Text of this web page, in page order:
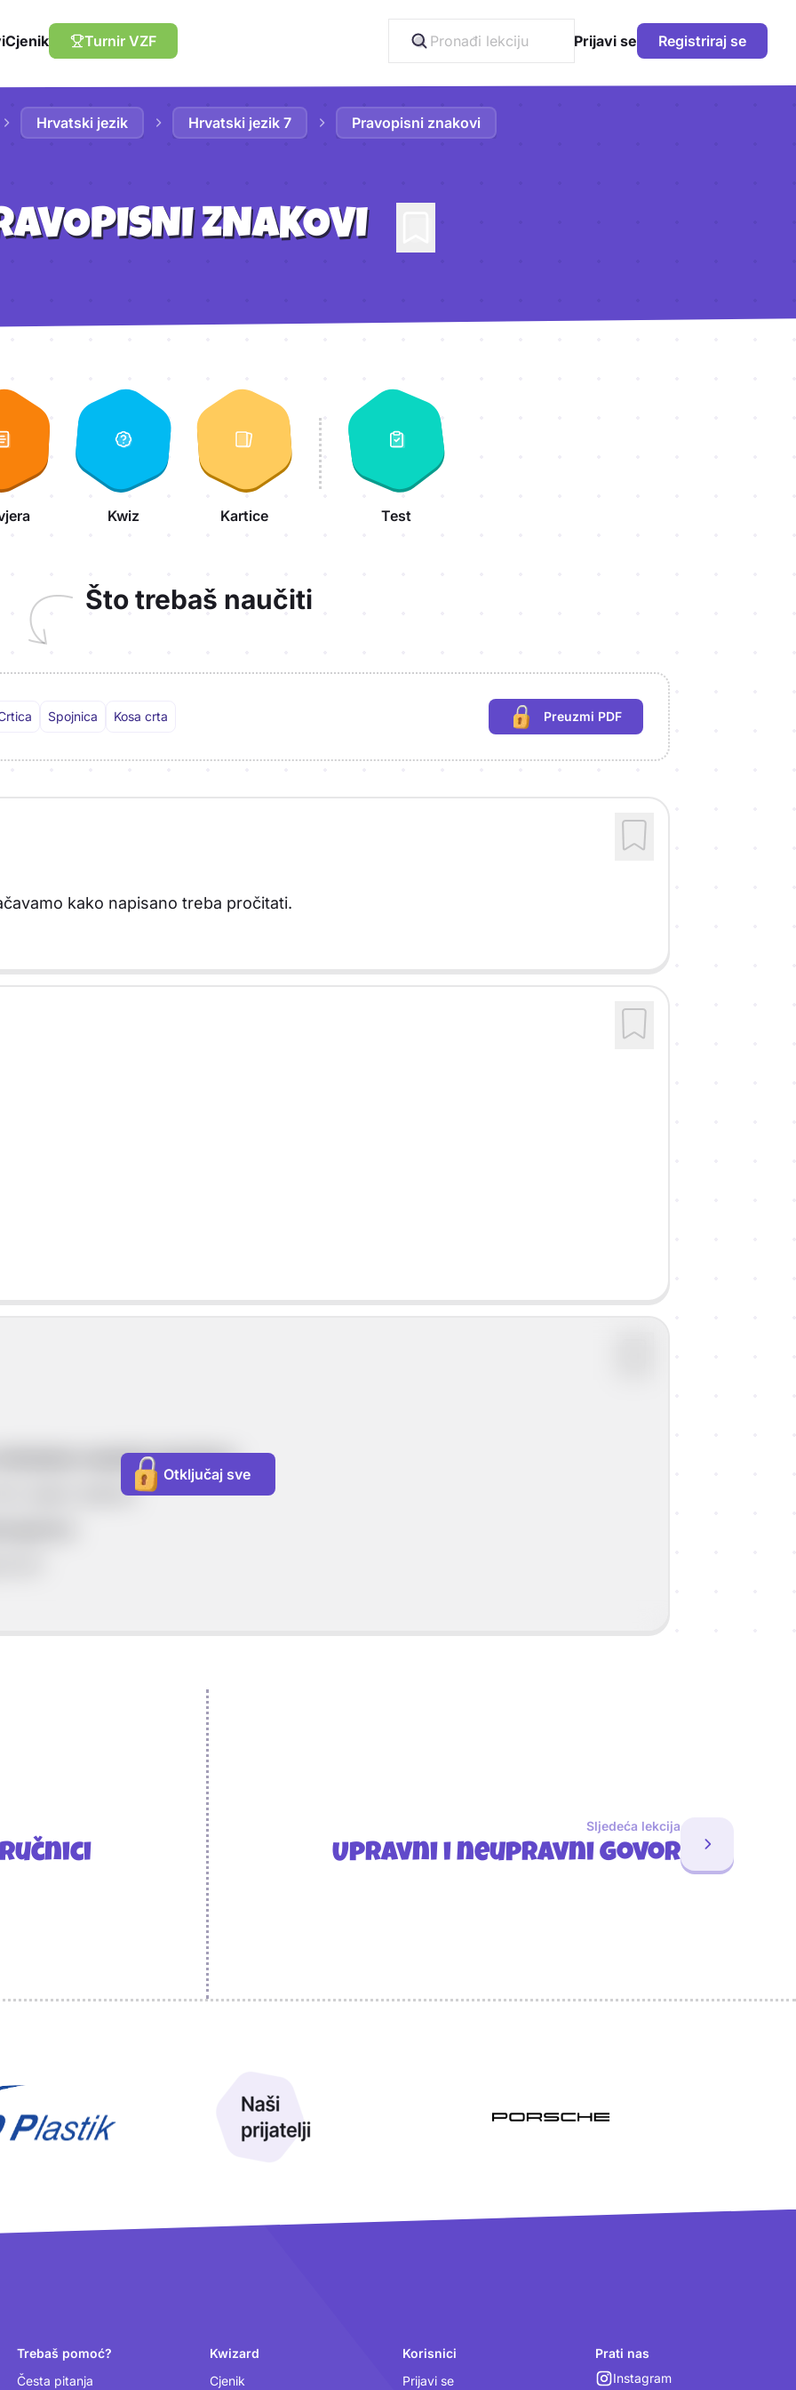
Cjenik Turnir VZF Prijavi se Registriraj se
Hrvatski jezik Hrvatski jezik 7 Pravopisni znakovi
ZNAKOVI
Kwiz Kartice Test
Što trebaš naučiti
Spojnica Kosa crta Preuzmi PDF
(potrebna prijava)
kako napisano treba pročitati.
unaprijed najavljeno.
jogurt, jabuke.
Otključaj sve
Sljedeća lekcija
Upravni i neupravni govor
Trebaš pomoć?
Česta pitanja
Kwizard
Cjenik
Korisnici
Prijavi se
Prati nas
Instagram